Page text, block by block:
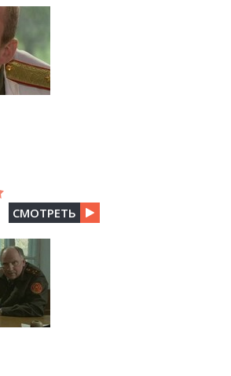
СМОТРЕТЬ